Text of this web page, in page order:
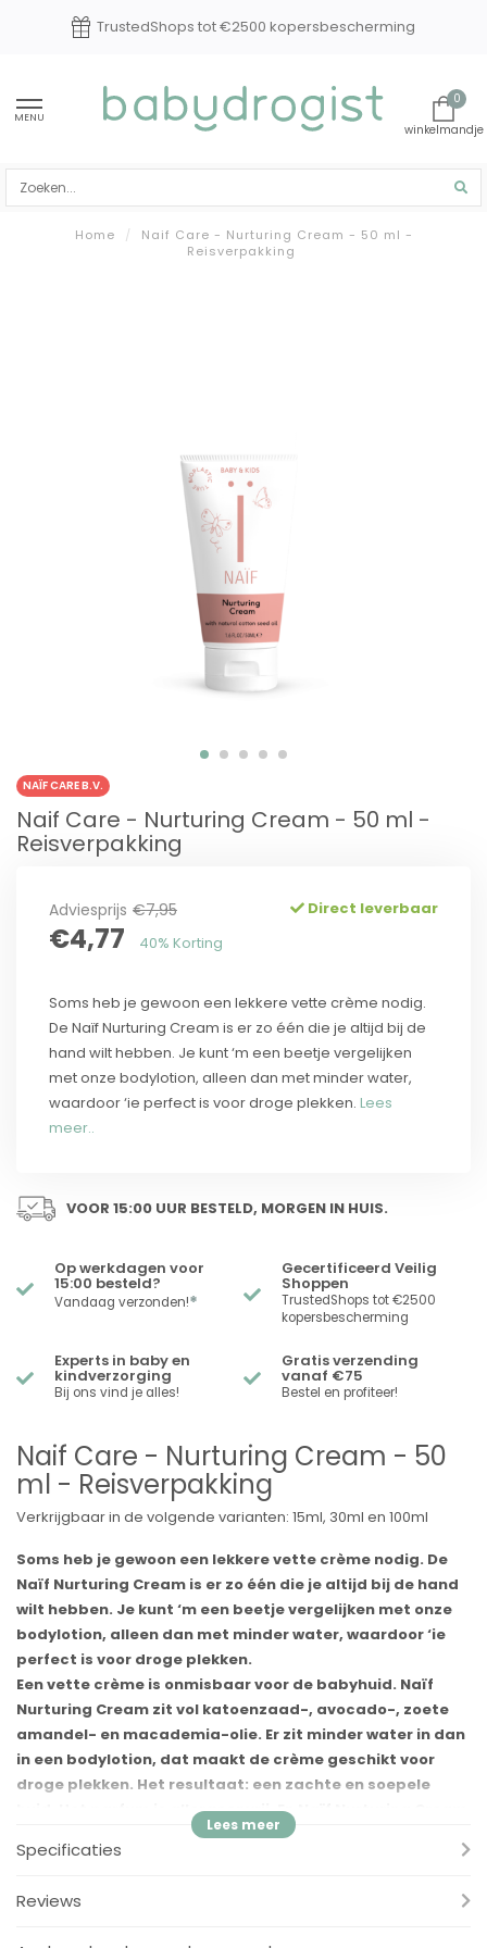
Experts in baby en kindverzorging
MENU
0
Home /
Naif Care - Nurturing Cream - 50 ml -
Reisverpakking
NAÏF CARE B.V.
Naif Care - Nurturing Cream - 50 ml -
Reisverpakking
Adviesprijs €7,95
€4,77 40% Korting
Direct leverbaar
Soms heb je gewoon een lekkere vette crème nodig.
De Naïf Nurturing Cream is er zo één die je altijd bij de
hand wilt hebben. Je kunt ‘m een beetje vergelijken
met onze bodylotion, alleen dan met minder water,
waardoor ‘ie perfect is voor droge plekken. Lees
meer..
VOOR 15:00 UUR BESTELD, MORGEN IN HUIS.
Op werkdagen voor
15:00 besteld?
Vandaag verzonden!*
Gecertificeerd Veilig
Shoppen
TrustedShops tot €2500
kopersbescherming
Experts in baby en
kindverzorging
Bij ons vind je alles!
Gratis verzending
vanaf €75
Bestel en profiteer!
Naif Care - Nurturing Cream - 50
ml - Reisverpakking
Verkrijgbaar in de volgende varianten: 15ml, 30ml en 100ml
Soms heb je gewoon een lekkere vette crème nodig. De
Naïf Nurturing Cream is er zo één die je altijd bij de hand
wilt hebben. Je kunt ‘m een beetje vergelijken met onze
bodylotion, alleen dan met minder water, waardoor ‘ie
perfect is voor droge plekken.
Een vette crème is onmisbaar voor de babyhuid. Naïf
Nurturing Cream zit vol katoenzaad-, avocado-, zoete
amandel- en macademia-olie. Er zit minder water in dan
in een bodylotion, dat maakt de crème geschikt voor
droge plekken. Het resultaat: een zachte en soepele
huid. Het parfum is allergeenvrij. En Naïf Nurturing Cream
bevat geen minerale oliën, chemische conservering of
harde chemicaliën.
Ingrediënten
Specificaties
Reviews